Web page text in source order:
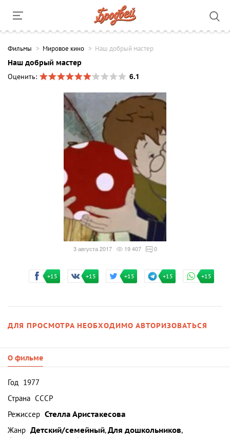
Фильмы Мировое кино Наш добрый мастер
Наш добрый мастер
Оценить:
6.1
3 августа 2017 19 407 0
+15 +15 +15 +15 +15
ДЛЯ ПРОСМОТРА НЕОБХОДИМО АВТОРИЗОВАТЬСЯ
О фильме
Год 1977
Страна СССР
Режиссер Стелла Аристакесова
Жанр Детский/семейный,Для дошкольников,